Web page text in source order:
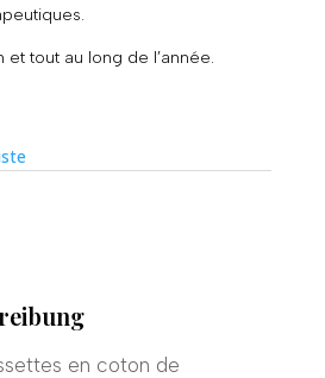
et tout au long de l’année.
en coton de